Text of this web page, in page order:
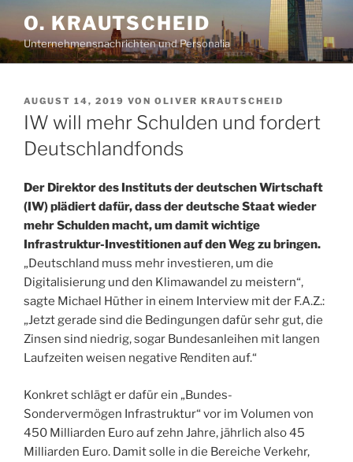
Inhalt
springen
O. KRAUTSCHEID
Unternehmensnachrichten und Personalia
VERÖFFENTLICHT
AM
AUGUST 14, 2019 VON OLIVER KRAUTSCHEID
IW will mehr Schulden und fordert
Deutschlandfonds
Der Direktor des Instituts der deutschen Wirtschaft
(IW) plädiert dafür, dass der deutsche Staat wieder
mehr Schulden macht, um damit wichtige
Infrastruktur-Investitionen auf den Weg zu bringen.
„Deutschland muss mehr investieren, um die
Digitalisierung und den Klimawandel zu meistern“,
sagte Michael Hüther in einem Interview mit der F.A.Z.:
„Jetzt gerade sind die Bedingungen dafür sehr gut, die
Zinsen sind niedrig, sogar Bundesanleihen mit langen
Laufzeiten weisen negative Renditen auf.“
Konkret schlägt er dafür ein „Bundes-
Sondervermögen Infrastruktur“ vor im Volumen von
450 Milliarden Euro auf zehn Jahre, jährlich also 45
Milliarden Euro. Damit solle in die Bereiche Verkehr,